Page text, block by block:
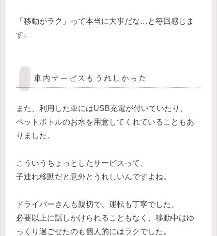
「移動がラク」って本当に大事だな…と毎回感じま
す。
車内サービスもうれしかった
また、利用した車にはUSB充電が付いていたり、
ペットボトルのお水を用意してくれていることもあ
りました。
こういうちょっとしたサービスって、
子連れ移動だと意外とうれしいんですよね。
ドライバーさんも親切で、運転も丁寧でした。
必要以上に話しかけられることもなく、移動中はゆ
っくり過ごせたのも個人的にはラクでした。